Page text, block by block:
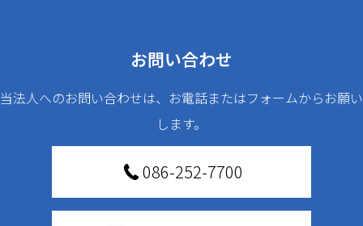
お問い合わせ
当法人へのお問い合わせは、お電話またはフォームからお願い
します。
086-252-7700